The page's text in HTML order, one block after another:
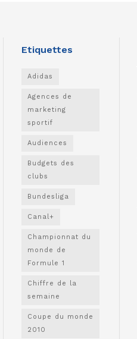
Etiquettes
Adidas
Agences de
marketing
sportif
Audiences
Budgets des
clubs
Bundesliga
Canal+
Championnat du
monde de
Formule 1
Chiffre de la
semaine
Coupe du monde
2010